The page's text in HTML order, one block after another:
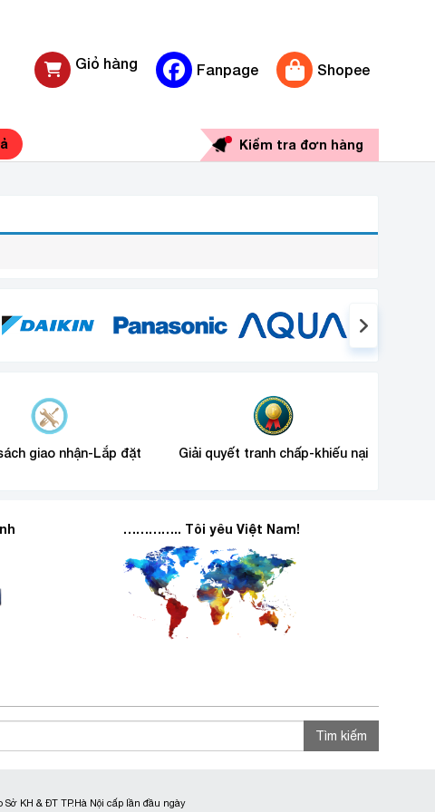
Giỏ hàng Fanpage Shopee
Kiểm tra đơn hàng
giao nhận-Lắp đặt Giải quyết tranh chấp-khiếu nại
………….. Tôi yêu Việt Nam!
Tìm kiếm
KH & ĐT TP.Hà Nội cấp lần đầu ngày